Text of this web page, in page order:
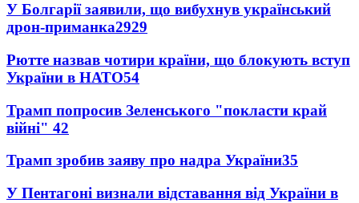
У Болгарії заявили, що вибухнув український
дрон-приманка2929
Рютте назвав чотири країни, що блокують вступ
України в НАТО54
Трамп попросив Зеленського "покласти край
війні" 42
Трамп зробив заяву про надра України35
У Пентагоні визнали відставання від України в